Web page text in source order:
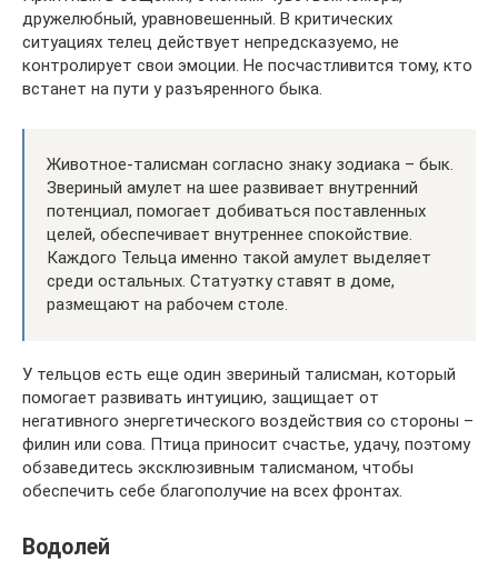
дружелюбный, уравновешенный. В критических
ситуациях телец действует непредсказуемо, не
контролирует свои эмоции. Не посчастливится тому, кто
встанет на пути у разъяренного быка.
Животное-талисман согласно знаку зодиака – бык.
Звериный амулет на шее развивает внутренний
потенциал, помогает добиваться поставленных
целей, обеспечивает внутреннее спокойствие.
Каждого Тельца именно такой амулет выделяет
среди остальных. Статуэтку ставят в доме,
размещают на рабочем столе.
У тельцов есть еще один звериный талисман, который
помогает развивать интуицию, защищает от
негативного энергетического воздействия со стороны –
филин или сова. Птица приносит счастье, удачу, поэтому
обзаведитесь эксклюзивным талисманом, чтобы
обеспечить себе благополучие на всех фронтах.
Водолей